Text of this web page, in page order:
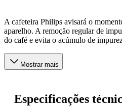
A cafeteira Philips avisará o
aparelho. A remoção regular de
do café e evita o acúmulo de
Mostrar mais
Especificações